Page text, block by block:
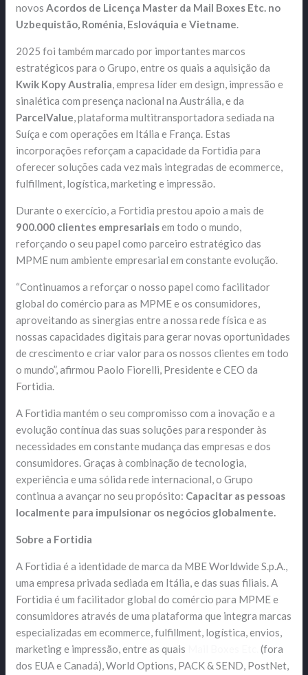
novos Acordos de Licença Master da Mail Boxes Etc. no
Uzbequistão, Roménia, Eslováquia e Vietname
2025 foi também marcado por importantes marcos
estratégicos para o Grupo, entre os quais a aquisição da
Kwik Kopy Australia , empresa líder em design, impressão e
sinalética com presença nacional na Austrália, e da
ParcelValue , plataforma multitransportadora sediada na
Suíça e com operações em Itália e França. Estas
incorporações reforçam a capacidade da Fortidia para
oferecer soluções cada vez mais integradas de ecommerce,
fulfillment, logística, marketing e impressão.
Durante o exercício, a Fortidia prestou apoio a mais de
900.000 clientes empresariaisem todo o mundo,
reforçando o seu papel como parceiro estratégico das
MPME num ambiente empresarial em constante evolução.
“Continuamos a reforçar o nosso papel como facilitador
global do comércio para as MPME e os consumidores,
aproveitando as sinergias entre a nossa rede física e as
nossas capacidades digitais para gerar novas oportunidades
de crescimento e criar valor para os nossos clientes em todo
o mundo”, afirmou Paolo Fiorelli, Presidente e CEO da
Fortidia.
A Fortidia mantém o seu compromisso com a inovação e a
evolução contínua das suas soluções para responder às
necessidades em constante mudança das empresas e dos
consumidores. Graças à combinação de tecnologia,
experiência e uma sólida rede internacional, o Grupo
continua a avançar no seu propósito: Capacitar as pessoas
localmente para impulsionar os negócios globalmente.
Sobre a Fortidia
A Fortidia é a identidade de marca da MBE Worldwide S.p.A.,
uma empresa privada sediada em Itália, e das suas filiais. A
Fortidia é um facilitador global do comércio para MPME e
consumidores através de uma plataforma que integra marcas
especializadas em ecommerce, fulfillment, logística, envios,
marketing e impressão, entre as quais
(fora
dos EUA e Canadá), World Options, PACK & SEND, PostNet,